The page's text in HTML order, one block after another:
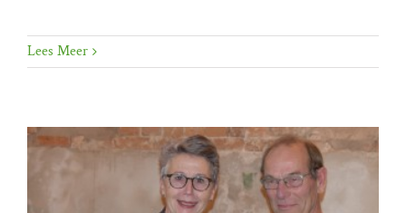
Lees Meer